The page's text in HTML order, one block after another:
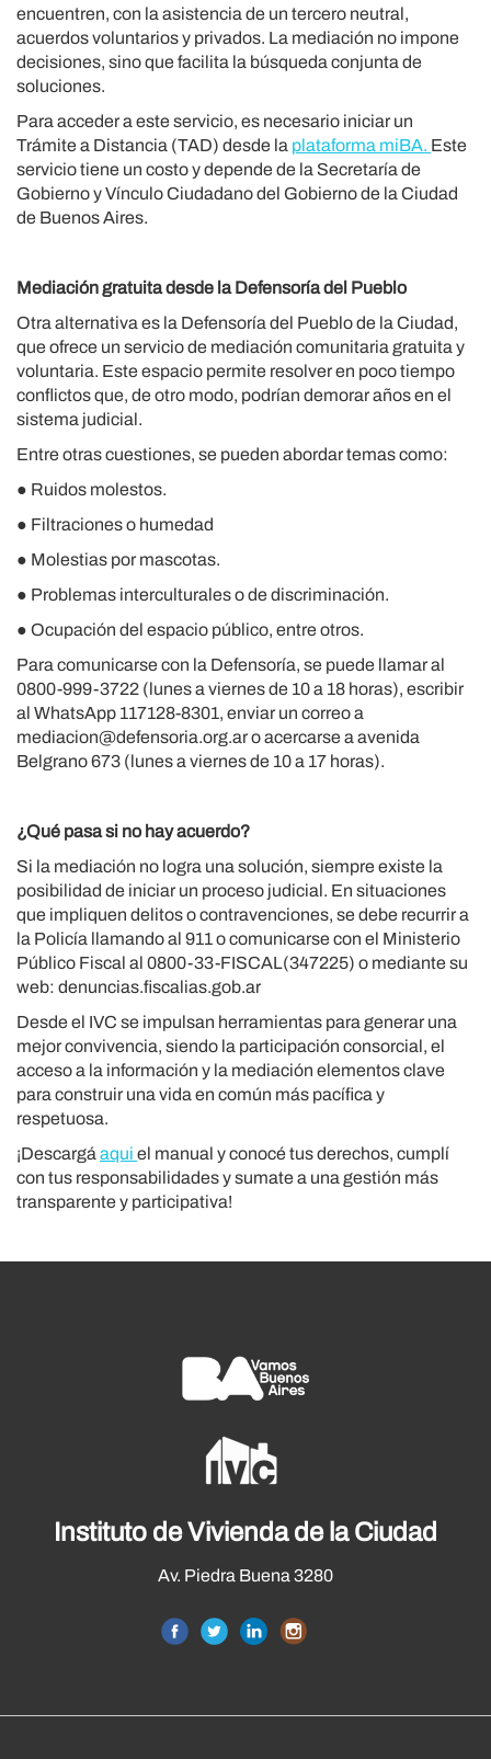
encuentren, con la asistencia de un tercero neutral,
acuerdos voluntarios y privados. La mediación no impone
decisiones, sino que facilita la búsqueda conjunta de
soluciones.
Para acceder a este servicio, es necesario iniciar un
Trámite a Distancia (TAD) desde la plataforma miBA. Este
servicio tiene un costo y depende de la Secretaría de
Gobierno y Vínculo Ciudadano del Gobierno de la Ciudad
de Buenos Aires.
Mediación gratuita desde la Defensoría del Pueblo
Otra alternativa es la Defensoría del Pueblo de la Ciudad,
que ofrece un servicio de mediación comunitaria gratuita y
voluntaria. Este espacio permite resolver en poco tiempo
conflictos que, de otro modo, podrían demorar años en el
sistema judicial.
Entre otras cuestiones, se pueden abordar temas como:
● Ruidos molestos.
● Filtraciones o humedad
● Molestias por mascotas.
● Problemas interculturales o de discriminación.
● Ocupación del espacio público, entre otros.
Para comunicarse con la Defensoría, se puede llamar al
0800-999-3722 (lunes a viernes de 10 a 18 horas), escribir
al WhatsApp 117128-8301, enviar un correo a
mediacion@defensoria.org.ar o acercarse a avenida
Belgrano 673 (lunes a viernes de 10 a 17 horas).
¿Qué pasa si no hay acuerdo?
Si la mediación no logra una solución, siempre existe la
posibilidad de iniciar un proceso judicial. En situaciones
que impliquen delitos o contravenciones, se debe recurrir a
la Policía llamando al 911 o comunicarse con el Ministerio
Público Fiscal al 0800-33-FISCAL(347225) o mediante su
web: denuncias.fiscalias.gob.ar
Desde el IVC se impulsan herramientas para generar una
mejor convivencia, siendo la participación consorcial, el
acceso a la información y la mediación elementos clave
para construir una vida en común más pacífica y
respetuosa.
¡Descargá aqui el manual y conocé tus derechos, cumplí
con tus responsabilidades y sumate a una gestión más
transparente y participativa!
Instituto de Vivienda de la Ciudad
Av. Piedra Buena 3280